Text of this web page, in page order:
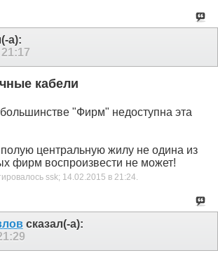
а):
21:17
кабели
"Фирм" недоступна эта
центральную жилу не одина из
фирм воспроизвести не может!
ssk; 14.02.2015 в 21:24
сказал(-а):